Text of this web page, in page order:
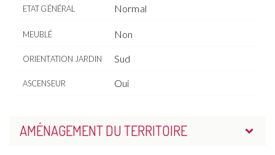
ETAT GÉNÉRAL Normal
MEUBLÉ Non
ORIENTATION JARDIN Sud
ASCENSEUR Oui
AMÉNAGEMENT DU TERRITOIRE